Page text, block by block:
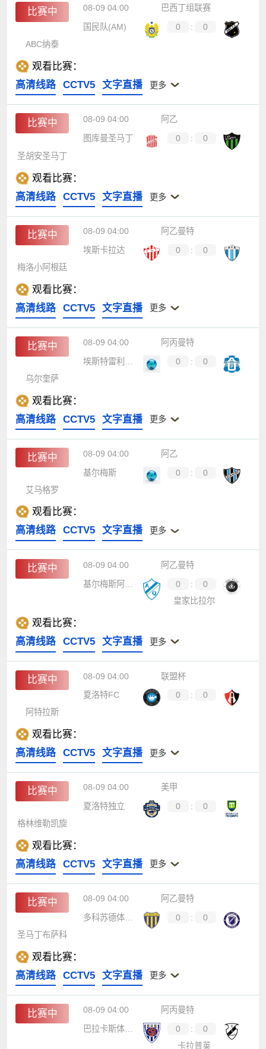
比赛中 08-09 04:00
巴西丁组联赛
国民队(AM)
0 :
0
ABC纳泰
观看比赛：
高清线路
CCTV5 文字直播 更多
比赛中 08-09 04:00
阿乙
图库曼圣马丁
0 :
0
圣胡安圣马丁
观看比赛：
高清线路
CCTV5 文字直播 更多
比赛中 08-09 04:00
阿乙曼特
埃斯卡拉达
0 :
0
梅洛小阿根廷
观看比赛：
高清线路
CCTV5 文字直播 更多
比赛中 08-09 04:00
阿丙曼特
0 :
0
乌尔奎萨
观看比赛：
高清线路
CCTV5 文字直播 更多
比赛中 08-09 04:00
阿乙
基尔梅斯
0 :
0
艾马格罗
观看比赛：
高清线路
CCTV5 文字直播 更多
比赛中 08-09 04:00
阿乙曼特
0 :
0
皇家比拉尔
观看比赛：
高清线路
CCTV5 文字直播 更多
比赛中 08-09 04:00
联盟杯
夏洛特FC
0 :
0
阿特拉斯
观看比赛：
高清线路
CCTV5 文字直播 更多
比赛中 08-09 04:00
美甲
夏洛特独立
0 :
0
格林维勒凯旋
观看比赛：
高清线路
CCTV5 文字直播 更多
比赛中 08-09 04:00
阿乙曼特
多科苏德体育会
0 :
0
圣马丁布萨科
观看比赛：
高清线路
CCTV5 文字直播 更多
比赛中 08-09 04:00
阿丙曼特
巴拉卡斯体育会
0 :
0
卡拉普莱